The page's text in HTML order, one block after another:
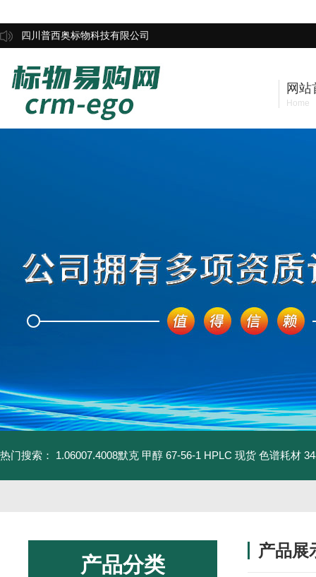
四川普西奥标物科技有限公司
网站
Home
热门搜索： 1.06007.4008默克 甲醇 67-56-1 HPLC 现货 色谱耗材
产品分类
产品展